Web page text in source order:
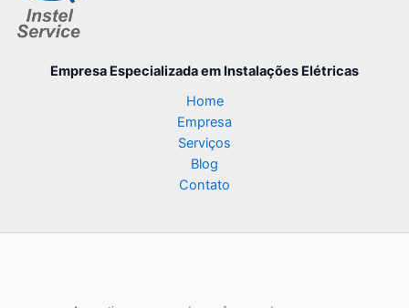
Empresa Especializadaem Instalações Elétricas
Home
Empresa
Serviços
Blog
Contato